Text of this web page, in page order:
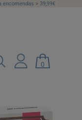
> 39,99€
0
2.5 mg